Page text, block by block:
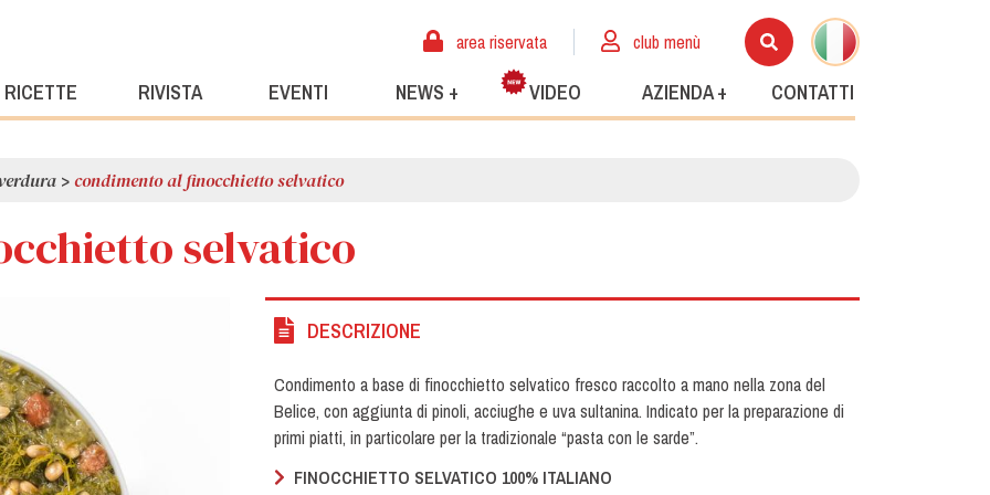
area riservata club menù
RICETTE RIVISTA EVENTI NEWS + VIDEO AZIENDA + CONTATTI
>condimento al finocchietto selvatico
selvatico
DESCRIZIONE
Condimento a base di finocchietto selvatico fresco raccolto a mano nella zona del
Belice, con aggiunta di pinoli, acciughe e uva sultanina. Indicato per la preparazione di
primi piatti, in particolare per la tradizionale “pasta con le sarde”.
FINOCCHIETTO SELVATICO 100% ITALIANO